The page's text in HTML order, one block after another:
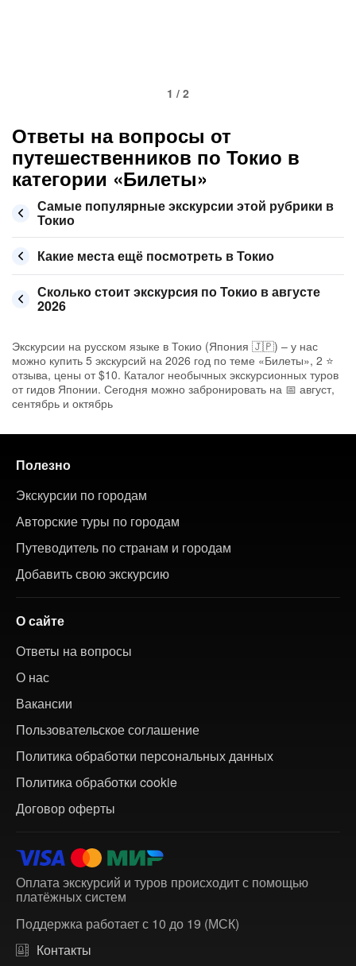
1 / 2
Ответы на вопросы от
путешественников по Токио в
категории «Билеты»
Самые популярные экскурсии этой рубрики в
Токио
Какие места ещё посмотреть в Токио
Сколько стоит экскурсия по Токио в августе
2026
Экскурсии на русском языке в Токио (Япония 🇯🇵) – у нас
можно купить 5 экскурсий на 2026 год по теме «Билеты», 2 ⭐
отзыва, цены от $10. Каталог необычных экскурсионных туров
от гидов Японии. Сегодня можно забронировать на 📅 август,
сентябрь и октябрь
Полезно
Экскурсии по городам
Авторские туры по городам
Путеводитель по странам и городам
Добавить свою экскурсию
О сайте
Ответы на вопросы
О нас
Вакансии
Пользовательское соглашение
Политика обработки персональных данных
Политика обработки cookie
Договор оферты
Оплата экскурсий и туров происходит с помощью
платёжных систем
Поддержка работает с 10 до 19 (МСК)
Контакты